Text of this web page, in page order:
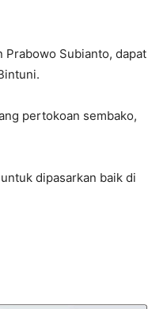
Prabowo Subianto, dapat
pertokoan sembako,
dipasarkan baik di